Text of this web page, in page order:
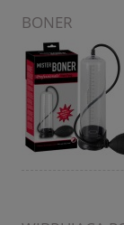
BONER